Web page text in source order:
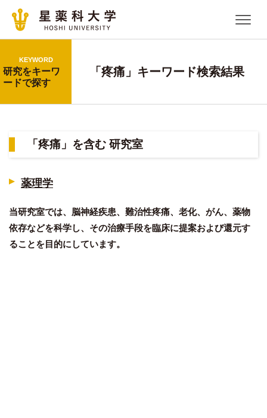
KEYWORD
研究をキーワ
ードで探す
「疼痛」キーワード検索結果
「疼痛」を含む 研究室
薬理学
当研究室では、脳神経疾患、難治性疼痛、老化、がん、薬物
依存などを科学し、その治療手段を臨床に提案および還元す
ることを目的にしています。